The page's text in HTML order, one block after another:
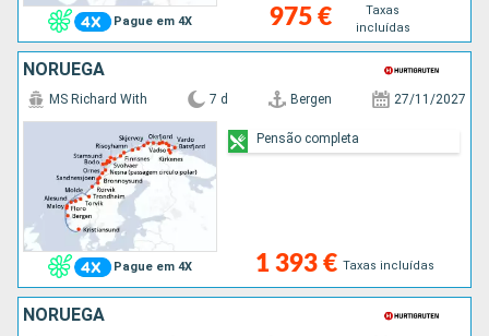
Pague em 4X 975 €
Taxas
incluídas
NORUEGA
Pague em 4X
MS Richard With 7 d Bergen 27/11/2027
1 393 € Taxas incluídas
Pensão completa
NORUEGA